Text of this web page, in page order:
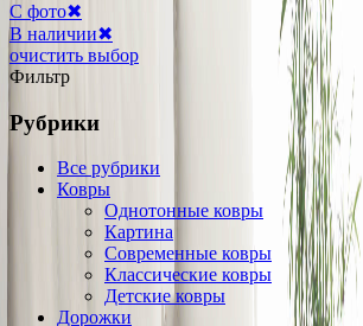
С фото✖
В наличии✖
очистить выбор
Фильтр
Рубрики
Все рубрики
Ковры
Однотонные ковры
Картина
Современные ковры
Классические ковры
Детские ковры
Дорожки